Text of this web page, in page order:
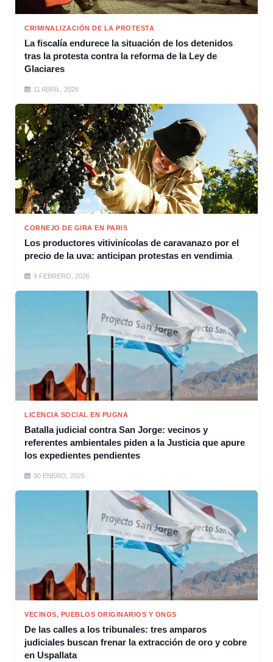
CRIMINALIZACIÓN DE LA PROTESTA
La fiscalía endurece la situación de los detenidos
tras la protesta contra la reforma de la Ley de
Glaciares
11 ABRIL, 2026
CORNEJO DE GIRA EN PARIS
Los productores vitivinícolas de caravanazo por el
precio de la uva: anticipan protestas en vendimia
9 FEBRERO, 2026
LICENCIA SOCIAL EN PUGNA
Batalla judicial contra San Jorge: vecinos y
referentes ambientales piden a la Justicia que apure
los expedientes pendientes
30 ENERO, 2026
VECINOS, PUEBLOS ORIGINARIOS Y ONGS
De las calles a los tribunales: tres amparos
judiciales buscan frenar la extracción de oro y cobre
en Uspallata